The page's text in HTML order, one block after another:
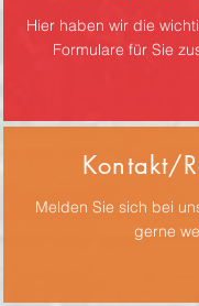
Hier haben wir die
Formulare für Sie
Kontakt/
Melden Sie sich bei
gerne